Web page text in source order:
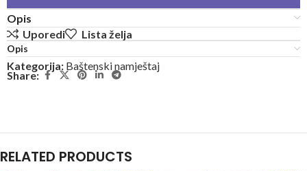
Opis
Uporedi
Lista želja
Opis
Kategorija: Baštenski namještaj
Share:
RELATED PRODUCTS